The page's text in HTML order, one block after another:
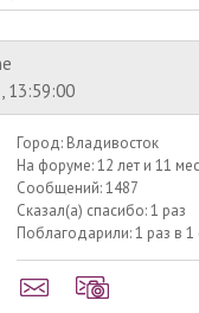
13:59:00
Город: Владивосток
На форуме:12 лет и 11
Сообщений:1487
Сказал(а) спасибо:1 раз
Поблагодарили:1 раз в